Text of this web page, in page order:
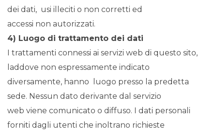
dei dati, usi illeciti o non corretti ed
accessi non autorizzati.
4) Luogo di trattamento dei dati
I trattamenti connessi ai servizi web di questo sito,
laddove non espressamente indicato
diversamente, hanno luogo presso la predetta
sede. Nessun dato derivante dal servizio
web viene comunicato o diffuso. I dati personali
forniti dagli utenti che inoltrano richieste